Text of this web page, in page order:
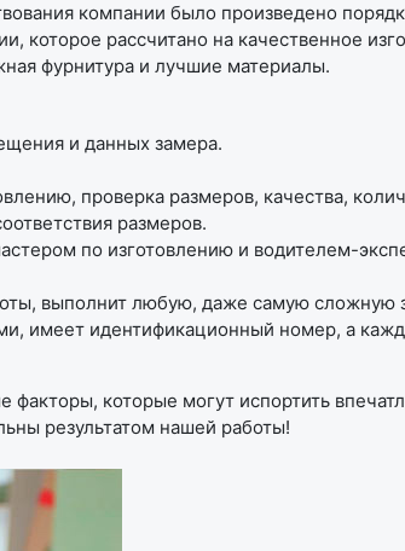
компании было произведено
которое рассчитано на качественное
фурнитура и лучшие материалы.
и данных замера.
проверка размеров, качества,
размеров.
по изготовлению и водителем-
выполнит любую, даже самую сложную
имеет идентификационный номер, а
которые могут испортить
результатом нашей работы!